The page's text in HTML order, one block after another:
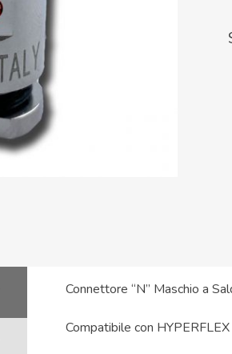
Connettore “N” Maschio a
Compatibile con